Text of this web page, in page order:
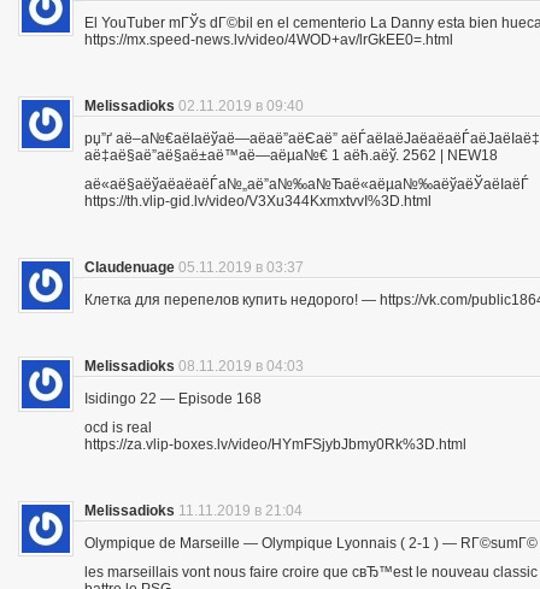
El YouTuber mГЎs dГ©bil en el cementerio La Danny esta bien
https://mx.speed-news.lv/video/4WOD+av/lrGkEE0=.html
Melissadioks 02.11.2019 в 09:40
рџ”ґ аё–а№€аёІаёўаё—аё­аё”аёЄаё”
аё‡аё§аё”аё§аё±аё™аё—аёµа№€ 1 аёћ.аёў. 2562 | NEW18
аё«аё§аёўаё­аё­аёЃа№„аё”а№‰а№Ђаё«аёµа№‰аёўаёЎаёІаёЃ
https://th.vlip-gid.lv/video/V3Xu344KxmxtvvI%3D.html
Claudenuage 05.11.2019 в 03:37
Клетка для перепелов купить недорого! — https://vk.com/
Melissadioks 08.11.2019 в 04:03
Isidingo 22 — Episode 168
ocd is real
https://za.vlip-boxes.lv/video/HYmFSjybJbmy0Rk%3D.html
Melissadioks 11.11.2019 в 21:04
Olympique de Marseille — Olympique Lyonnais ( 2-1 ) —
les marseillais vont nous faire croire que cвЂ™est le nouveau